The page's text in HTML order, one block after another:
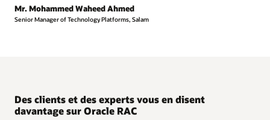
Mr. Mohammed Waheed Ahmed
Senior Manager of Technology Platforms, Salam
Des clients et des experts vous en disent
davantage sur Oracle RAC